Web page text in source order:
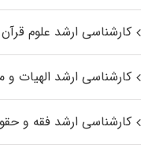
کارشناسی ارشد علوم
کارشناسی ارشد
کارشناسی ارشد فقه و